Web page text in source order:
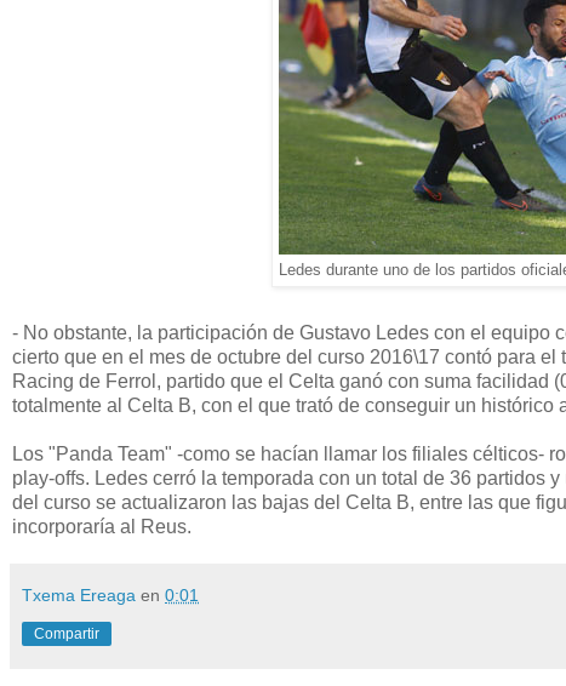
Ledes durante uno de los partidos
- No obstante, la participación de Gustavo Ledes con el
cierto que en el mes de octubre del curso 2016\17 contó para
Racing de Ferrol, partido que el Celta ganó con suma facilidad
totalmente al Celta B, con el que trató de conseguir un histórico
Los "Panda Team" -como se hacían llamar los filiales célticos-
play-offs. Ledes cerró la temporada con un total de 36 partidos
del curso se actualizaron las bajas del Celta B, entre las que
incorporaría al Reus.
Txema Ereaga en 0:01
Compartir